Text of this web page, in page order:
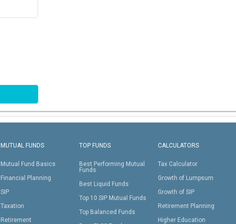
MUTUAL FUNDS
Mutual Fund Basics
Financial Planning
SIP
Taxation
Retirement
TOP FUNDS
Best Performing Mutual
Funds
Best Liquid Funds
Top 10 SIP Mutual Funds
Top Balanced Funds
CALCULATORS
Tax Calculator
Growth of Lumpsum
Growth of SIP
Retirement Planning
Higher Education